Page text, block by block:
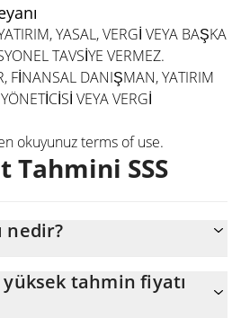
YASAL, VERGİ VEYA BAŞKA
TAVSİYE VERMEZ.
FİNANSAL DANIŞMAN, YATIRIM
VEYA VERGİ
okuyunuzterms of use.
Tahmini SSS
nedir?
tahmin fiyatı